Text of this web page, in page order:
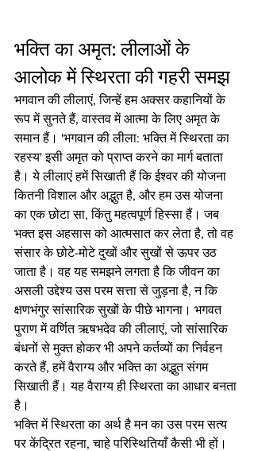
भक्ति का अमृत: लीलाओं के
आलोक में स्थिरता की गहरी समझ
भगवान की लीलाएं, जिन्हें हम अक्सर कहानियों के
रूप में सुनते हैं, वास्तव में आत्मा के लिए अमृत के
समान हैं। 'भगवान की लीला: भक्ति में स्थिरता का
रहस्य' इसी अमृत को प्राप्त करने का मार्ग बताता
है। ये लीलाएं हमें सिखाती हैं कि ईश्वर की योजना
कितनी विशाल और अद्भुत है, और हम उस योजना
का एक छोटा सा, किंतु महत्वपूर्ण हिस्सा हैं। जब
भक्त इस अहसास को आत्मसात कर लेता है, तो वह
संसार के छोटे-मोटे दुखों और सुखों से ऊपर उठ
जाता है। वह यह समझने लगता है कि जीवन का
असली उद्देश्य उस परम सत्ता से जुड़ना है, न कि
क्षणभंगुर सांसारिक सुखों के पीछे भागना। भगवत
पुराण में वर्णित ऋषभदेव की लीलाएं, जो सांसारिक
बंधनों से मुक्त होकर भी अपने कर्तव्यों का निर्वहन
करते हैं, हमें वैराग्य और भक्ति का अद्भुत संगम
सिखाती हैं। यह वैराग्य ही स्थिरता का आधार बनता
है।
भक्ति में स्थिरता का अर्थ है मन का उस परम सत्य
पर केंद्रित रहना, चाहे परिस्थितियाँ कैसी भी हों।